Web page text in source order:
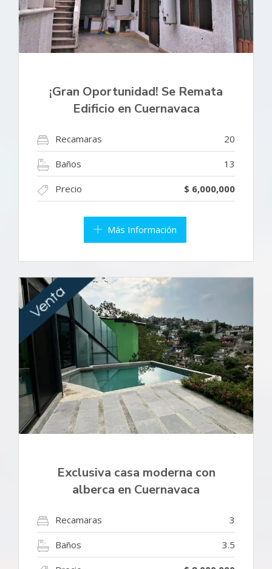
¡Gran Oportunidad! Se Remata
Edificio en Cuernavaca
Recamaras 20
Baños 13
Precio $ 6,000,000
Más Información
Exclusiva casa moderna con
alberca en Cuernavaca
Recamaras 3
Baños 3.5